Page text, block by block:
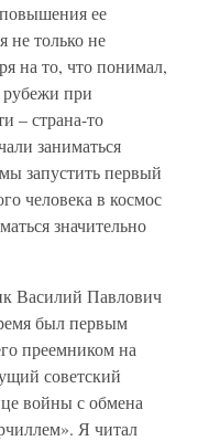
ее
не только не
на то, что понимал,
при
– страна-то
заниматься
запустить первый
человека в космос
значительно
Василий Павлович
был первым
преемником на
советский
войны с обмена
Я читал